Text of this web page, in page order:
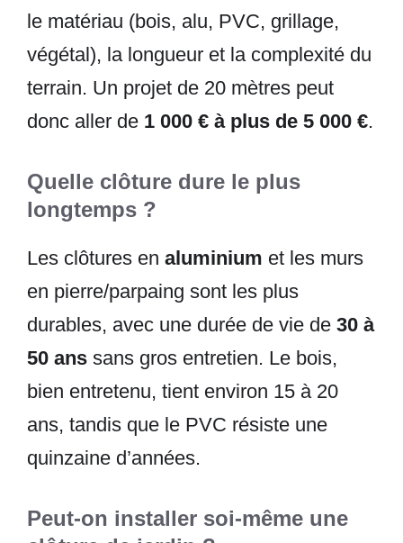
le matériau (bois, alu, PVC, grillage,
végétal), la longueur et la complexité du
terrain. Un projet de 20 mètres peut
donc aller de 1 000 € à plus de 5 000 €.
Quelle clôture dure le plus
longtemps ?
Les clôtures en aluminium et les murs
en pierre/parpaing sont les plus
durables, avec une durée de vie de 30 à
50 ans sans gros entretien. Le bois,
bien entretenu, tient environ 15 à 20
ans, tandis que le PVC résiste une
quinzaine d’années.
Peut-on installer soi-même une